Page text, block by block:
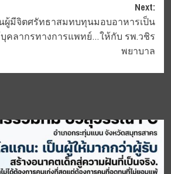
Next:
ผู้มีจิตศรัทธาสมทบทุนมอบอาหารเป็น
บุคลากรทางการแพทย์…ให้กับ รพ.วชิร
พยาบาล